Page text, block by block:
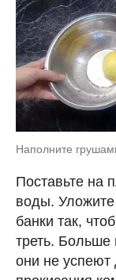
Наполните
Поставьте на
воды.
банки так,
треть. Больше
они не успеют